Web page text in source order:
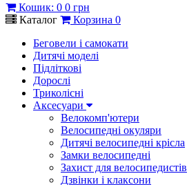
Кошик: 0 0 грн
Каталог
Корзина 0
Беговели і самокати
Дитячі моделі
Підліткові
Дорослі
Триколісні
Аксесуари
Велокомп'ютери
Велосипедні окуляри
Дитячі велосипедні крісла
Замки велосипедні
Захист для велосипедистів
Дзвінки і клаксони